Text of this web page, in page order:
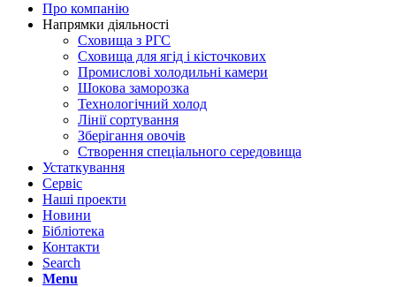
Про компанію
Напрямки діяльності
Сховища з РГС
Сховища для ягід і кісточкових
Промислові холодильні камери
Шокова заморозка
Технологічний холод
Лінії сортування
Зберігання овочів
Створення спеціального середовища
Устаткування
Сервіс
Наші проекти
Новини
Бібліотека
Контакти
Search
Menu